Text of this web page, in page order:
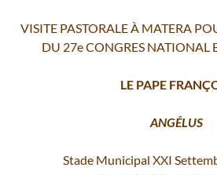
VISITE PASTORALE À MATERA
DU 27e CONGRES NATIONAL
LE PAPE
ANGÉLUS
Stade Municipal XXI